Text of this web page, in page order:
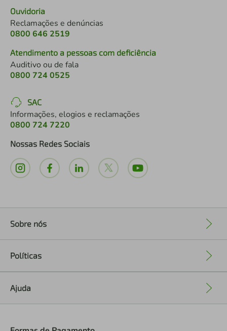
Ouvidoria
Reclamações e denúncias
0800 646 2519
Atendimento a pessoas com deficiência
Auditivo ou de fala
0800 724 0525
SAC
Informações, elogios e reclamações
0800 724 7220
Nossas Redes Sociais
Sobre nós
Políticas
Ajuda